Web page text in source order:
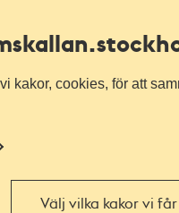
kakor, cookies, för att
Välj vilka kakor vi